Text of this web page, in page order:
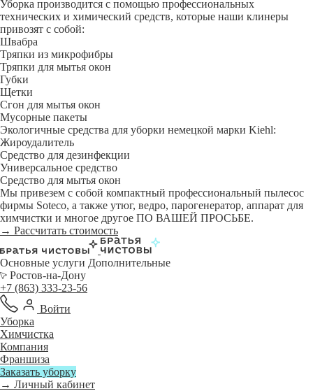
Уборка производится с помощью профессиональных
технических и химический средств, которые наши клинеры
привозят с собой:
Швабра
Тряпки из микрофибры
Тряпки для мытья окон
Губки
Щетки
Сгон для мытья окон
Мусорные пакеты
Экологичные средства для уборки немецкой марки Kiehl:
Жироудалитель
Средство для дезинфекции
Универсальное средство
Средство для мытья окон
Мы привезем с собой компактный профессиональный пылесос
фирмы Soteco, а также утюг, ведро, парогенератор, аппарат для
химчистки и многое другое ПО ВАШЕЙ ПРОСЬБЕ.
→ Рассчитать стоимость
Основные услуги Дополнительные
Ростов-на-Дону
+7 (863) 333-23-56
Войти
Уборка
Химчистка
Компания
Франшиза
Заказать уборку
→ Личный кабинет